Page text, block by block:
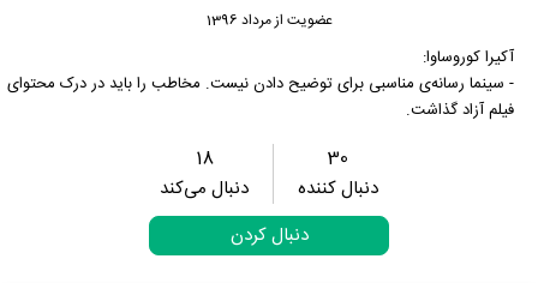
عضویت از مرداد 1396
آکیرا کوروساوا:
- سینما رسانه‌ی مناسبی برای توضیح دادن نیست. مخاطب را باید در درک محتوای
فیلم آزاد گذاشت.
30
دنبال کننده
18
دنبال می‌کند
دنبال کردن